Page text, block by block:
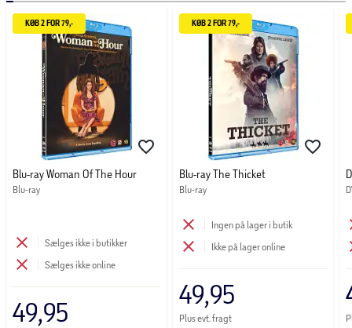
KØB 2 FOR 79,-
Blu-ray Woman Of The Hour
Blu-ray
Sælges ikke i butikker
Sælges ikke online
49,95
KØB 2 FOR 79,-
Blu-ray The Thicket
Blu-ray
Ingen på lager i butik
Ikke på lager online
49,95
Plus evt. fragt